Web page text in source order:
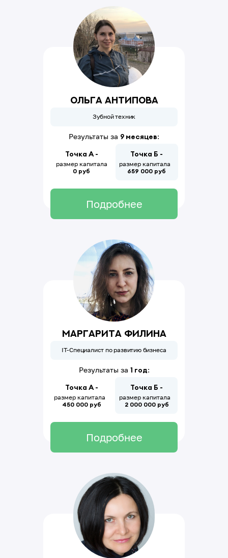
Маргарита Филина
IT-Специалист по развитию бизнеса
Результаты за 1 год:
Точка А - Точка Б -
размер капитала
450 000 руб
размер капитала
2000 000 руб
Подробнее
Ольга Антипова
Зубной техник
Результаты за 9 месяцев:
Точка А - Точка Б -
размер капитала
0 руб
размер капитала
659 000 руб
Подробнее
ОГРНИП 313784701400311
БЦ «Пономарев центр», ул. м. Морская 18,
Политика конфиденциальности
8 (800) 707-66-56